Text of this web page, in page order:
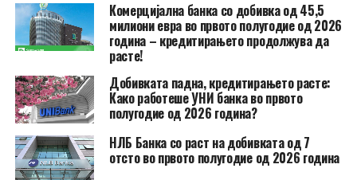
Комерцијална банка со добивка од 45,5
милиони евра во првото полугодие од 2026
година – кредитирањето продолжува да
расте!
Добивката падна, кредитирањето расте:
Како работеше УНИ банка во првото
полугодие од 2026 година?
НЛБ Банка со раст на добивката од 7
отсто во првото полугодие од 2026 година